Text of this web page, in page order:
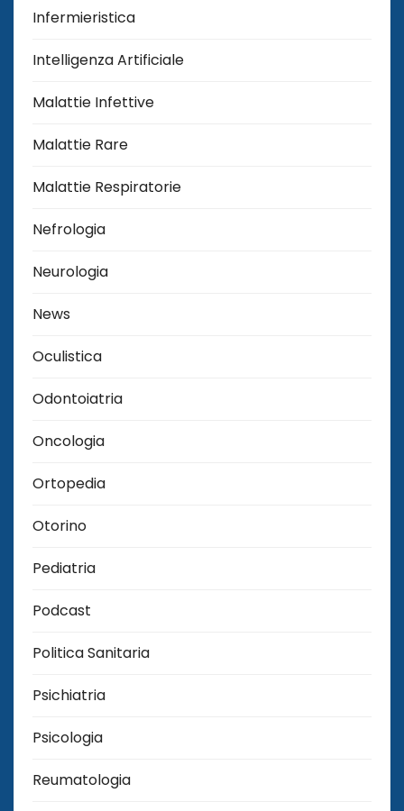
Infermieristica
Intelligenza Artificiale
Malattie Infettive
Malattie Rare
Malattie Respiratorie
Nefrologia
Neurologia
News
Oculistica
Odontoiatria
Oncologia
Ortopedia
Otorino
Pediatria
Podcast
Politica Sanitaria
Psichiatria
Psicologia
Reumatologia